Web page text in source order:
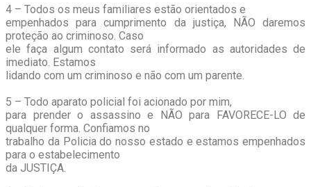
4 – Todos os meus familiares estão orientados e
empenhados para cumprimento da justiça, NÃO daremos
proteção ao criminoso. Caso
ele faça algum contato será informado as autoridades de
imediato. Estamos
lidando com um criminoso e não com um parente.
5 – Todo aparato policial foi acionado por mim,
para prender o assassino e NÃO para FAVORECE-LO de
qualquer forma. Confiamos no
trabalho da Policia do nosso estado e estamos empenhados
para o estabelecimento
da JUSTIÇA.